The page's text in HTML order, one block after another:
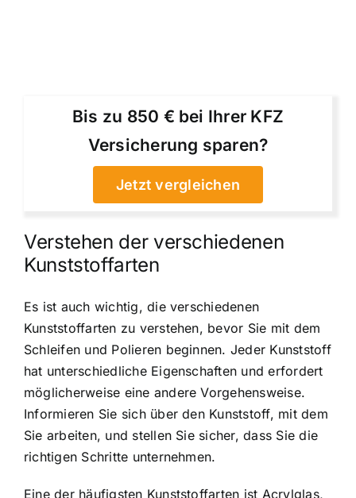
Bis zu 850 € bei Ihrer KFZ
Versicherung sparen?
Jetzt vergleichen
Verstehen der verschiedenen
Kunststoffarten
Es ist auch wichtig, die verschiedenen
Kunststoffarten zu verstehen, bevor Sie mit dem
Schleifen und Polieren beginnen. Jeder Kunststoff
hat unterschiedliche Eigenschaften und erfordert
möglicherweise eine andere Vorgehensweise.
Informieren Sie sich über den Kunststoff, mit dem
Sie arbeiten, und stellen Sie sicher, dass Sie die
richtigen Schritte unternehmen.
Eine der häufigsten Kunststoffarten ist Acrylglas,